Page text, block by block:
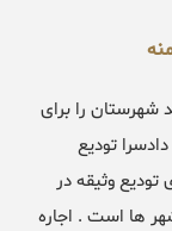
شهرستان را برای
تودیع
تودیع وثیقه در
ها است . اجاره